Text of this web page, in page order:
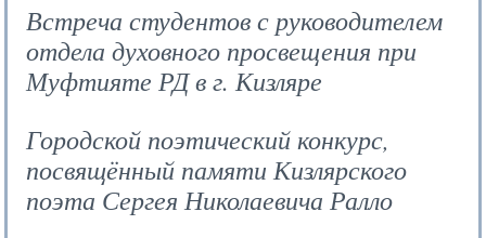
Встреча студентов с руководителем
отдела духовного просвещения при
Муфтияте РД в г. Кизляре
Городской поэтический конкурс,
посвящённый памяти Кизлярского
поэта Сергея Николаевича Ралло